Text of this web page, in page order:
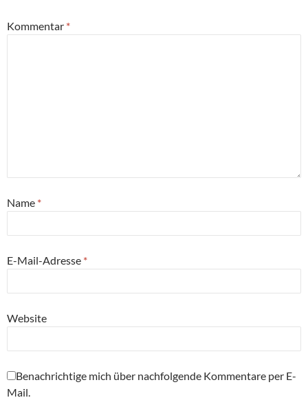
Kommentar *
Name *
E-Mail-Adresse *
Website
Benachrichtige mich über nachfolgende Kommentare per E-
Mail.